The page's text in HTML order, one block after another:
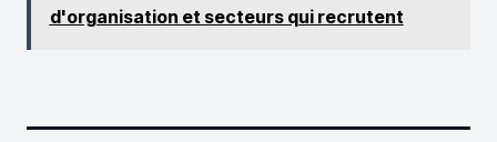
d'organisation et secteurs qui recrutent